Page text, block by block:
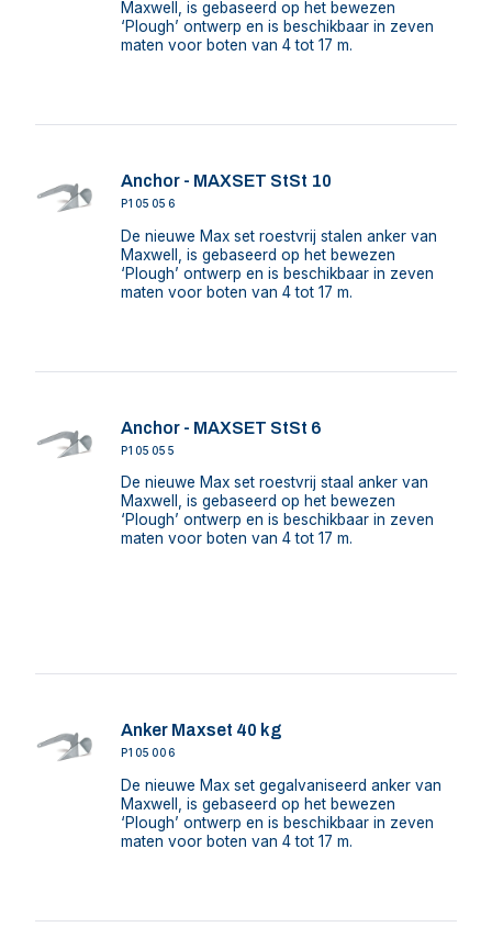
Maxwell, is gebaseerd op het bewezen
‘Plough’ ontwerp en is beschikbaar in zeven
maten voor boten van 4 tot 17 m.
Anchor - MAXSET StSt 10
P105056
De nieuwe Max set roestvrij stalen anker van
Maxwell, is gebaseerd op het bewezen
‘Plough’ ontwerp en is beschikbaar in zeven
maten voor boten van 4 tot 17 m.
Anchor - MAXSET StSt 6
P105055
De nieuwe Max set roestvrij staal anker van
Maxwell, is gebaseerd op het bewezen
‘Plough’ ontwerp en is beschikbaar in zeven
maten voor boten van 4 tot 17 m.
Anker Maxset 40 kg
P105006
De nieuwe Max set gegalvaniseerd anker van
Maxwell, is gebaseerd op het bewezen
‘Plough’ ontwerp en is beschikbaar in zeven
maten voor boten van 4 tot 17 m.